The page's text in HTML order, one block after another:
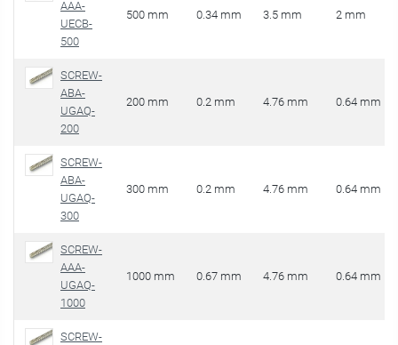
AAA-
UECB-
500
500 mm 0.34 mm 3.5 mm 2 mm
SCREW-
ABA-
UGAQ-
200
200 mm 0.2 mm 4.76 mm 0.64 mm
SCREW-
ABA-
UGAQ-
300
300 mm 0.2 mm 4.76 mm 0.64 mm
SCREW-
AAA-
UGAQ-
1000
1000 mm 0.67 mm 4.76 mm 0.64 mm
SCREW-